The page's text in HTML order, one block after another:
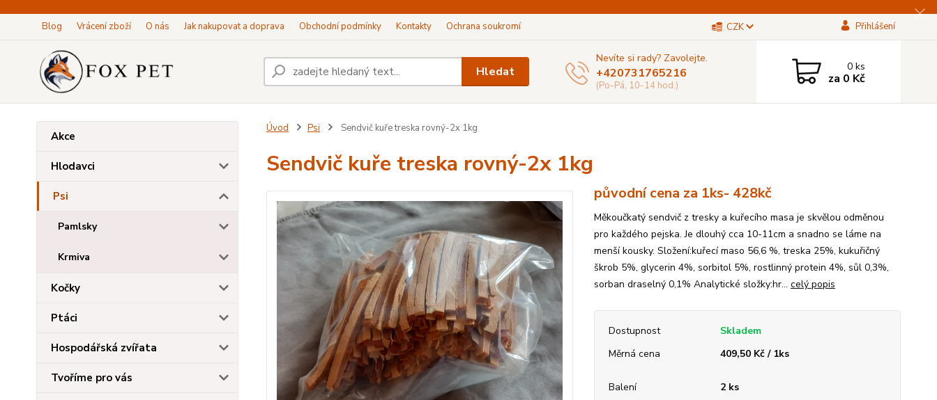
Blog Vrácení zboží O nás Jak nakupovat a doprava Obchodní podmínky Kontakty Ochrana soukromí CZK Přihlášení
Hledat
Nevíte si rady? Zavolejte.
+420731765216
(Po-Pá, 10-14 hod.)
0ks
za 0 Kč
Akce
Hlodavci
Psi
Pamlsky
Krmiva
Kočky
Ptáci
Hospodářská zvířata
Tvoříme pro vás
Úvod Psi Sendvič kuře treska rovný-2x 1kg
Sendvič kuře treska rovný-2x 1kg
původní cena za 1ks- 428kč
Měkoučkatý sendvič z tresky a kuřecího masa je skvělou odměnou
pro každého pejska. Je dlouhý cca 10-11cm a snadno se láme na
menší kousky. Složení:kuřecí maso 56,6 %, treska 25%, kukuřičný
škrob 5%, glycerin 4%, sorbitol 5%, rostlinný protein 4%, sůl 0,3%,
sorban draselný 0,1% Analytické složky:hr... celý popis
Dostupnost
Skladem
Měrná cena
409,50 Kč / 1ks
Balení 2 ks